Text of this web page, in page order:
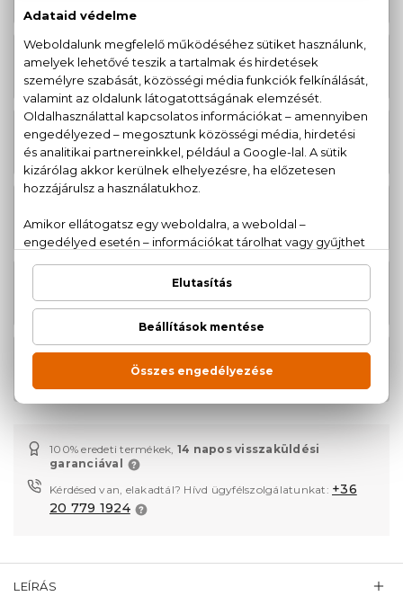
L'eau D'Issey Eau De Parfum
Intense Utántöltő 150 ml
48.690 Ft
L'eau D'Issey Deo spray 100 ml 14.940 Ft
L'eau D'Issey Golyós dezodor 50 ml
L'eau D'Issey Utántölthető Eau De
Parfum
-tól
Utántöltő 75 ml
100% eredeti termékek, 14 napos visszaküldési
garanciával
Kérdésed van, elakadtál? Hívd ügyfélszolgálatunkat: +36
20 779 1924
LEÍRÁS